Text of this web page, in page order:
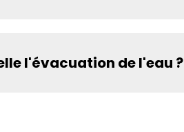
l'évacuation de l'eau ?